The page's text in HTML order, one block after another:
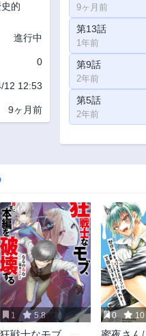
的
進行中
0
12 12:53
9ヶ月前
9ヶ月前
第13話
1年前
第9話
2年前
第5話
2年前
1 5.8 0 10